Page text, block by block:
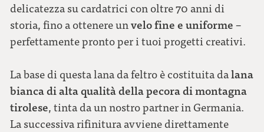
delicatezza su cardatrici con oltre 70 anni di
storia, fino a ottenere unvelo fine e uniforme –
perfettamente pronto per i tuoi progetti creativi.
La base di questa lana da feltro è costituita dalana
bianca di alta qualità della pecora di montagna
tirolese, tinta da un nostro partner in Germania.
La successiva rifinitura avviene direttamente